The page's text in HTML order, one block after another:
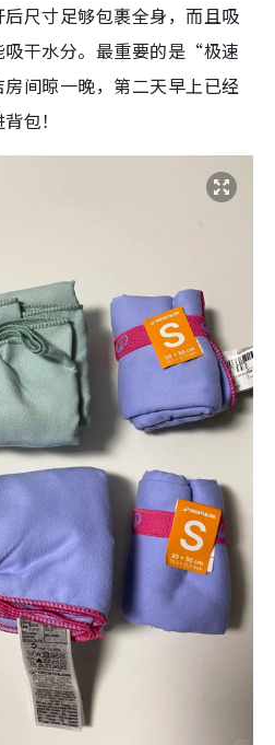
尺寸足够包裹全身，而且吸
干水分。最重要的是“极速
间晾一晚，第二天早上已经
包！